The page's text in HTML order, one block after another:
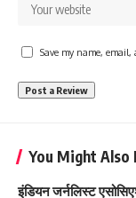
Save my name,
You Might Also
इंडियन जर्नलिस्ट